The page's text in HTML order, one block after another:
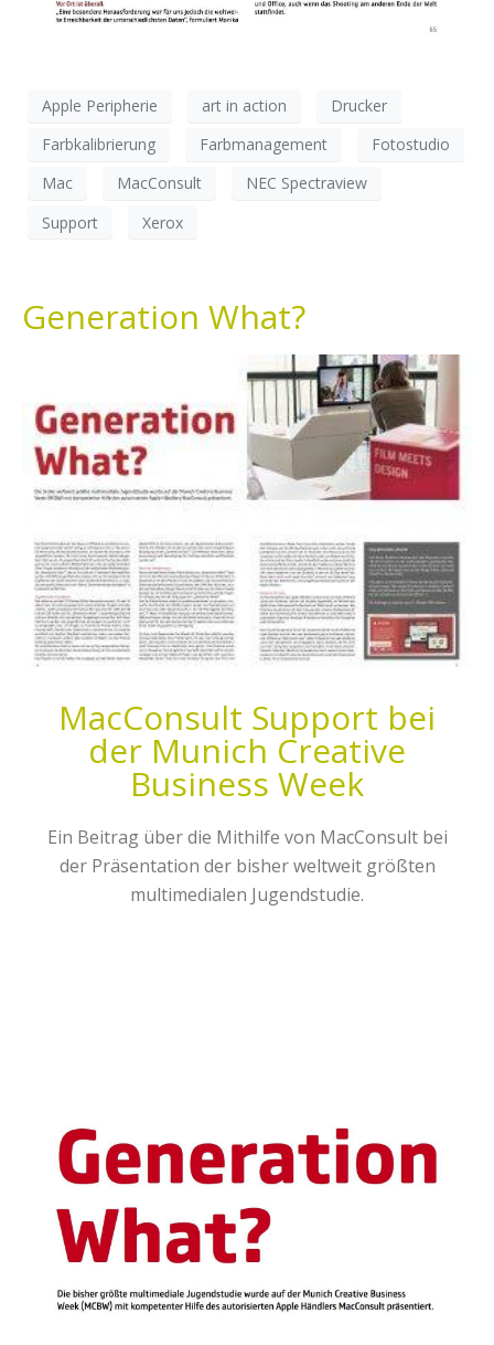
Apple Peripherie art in action
Drucker
Farbkalibrierung
Farbmanagement
Fotostudio
Mac
MacConsult
NEC Spectraview
Support
Xerox
Generation What?
MacConsult Support bei
der Munich Creative
Business Week
Ein Beitrag über die Mithilfe von MacConsult bei
der Präsentation der bisher weltweit größten
multimedialen Jugendstudie.